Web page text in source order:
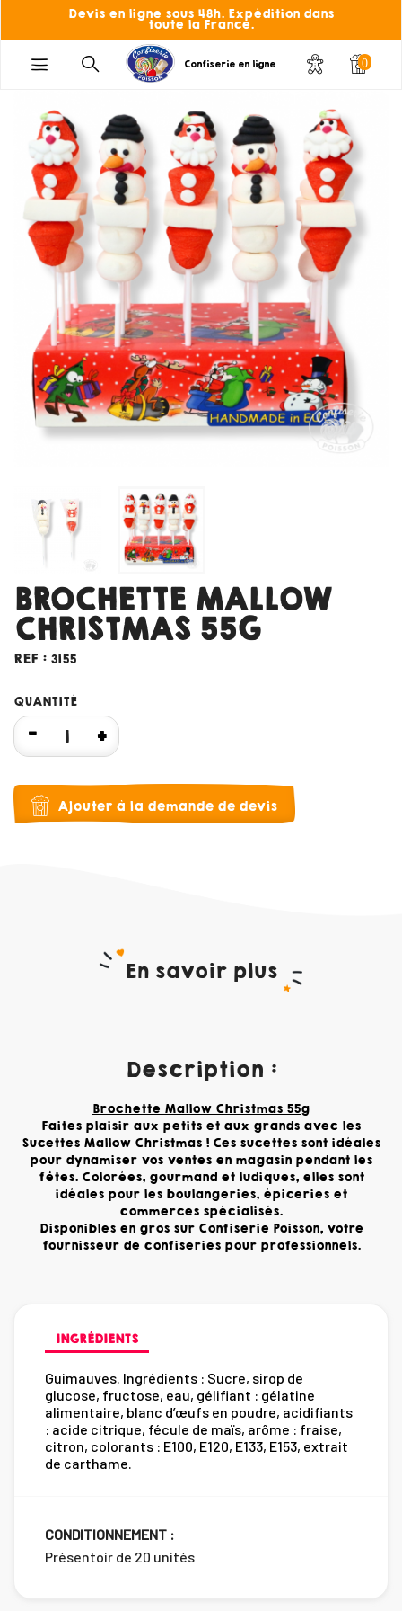
Devis en ligne sous 48h. Expédition dans
toute la France.
Confiserie en ligne 0
BROCHETTE MALLOW
CHRISTMAS 55G
REF : 3155
QUANTITÉ
Ajouter à la demande de devis
En savoir plus
Description :
Brochette Mallow Christmas 55g
Faites plaisir aux petits et aux grands avec les
Sucettes Mallow Christmas ! Ces sucettes sont idéales
pour dynamiser vos ventes en magasin pendant les
fêtes. Colorées, gourmand et ludiques, elles sont
idéales pour les boulangeries, épiceries et
commerces spécialisés.
Disponibles en gros sur Confiserie Poisson, votre
fournisseur de confiseries pour professionnels.
INGRÉDIENTS
Guimauves. Ingrédients : Sucre, sirop de
glucose, fructose, eau, gélifiant : gélatine
alimentaire, blanc d’œufs en poudre, acidifiants
: acide citrique, fécule de maïs, arôme : fraise,
citron, colorants : E100, E120, E133, E153, extrait
de carthame.
CONDITIONNEMENT :
Présentoir de 20 unités